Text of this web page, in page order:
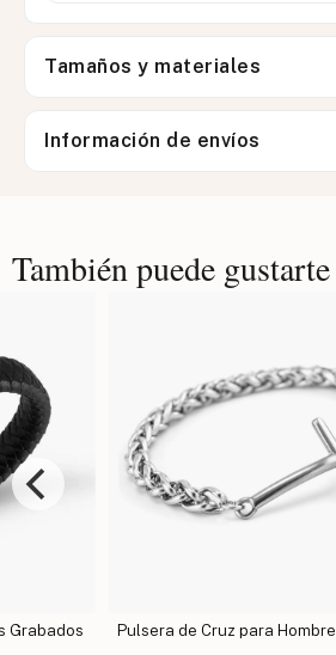
Tamaños y materiales
Información de envíos
También puede gustarte
Grabados
Pulsera de Cruz para Hombre